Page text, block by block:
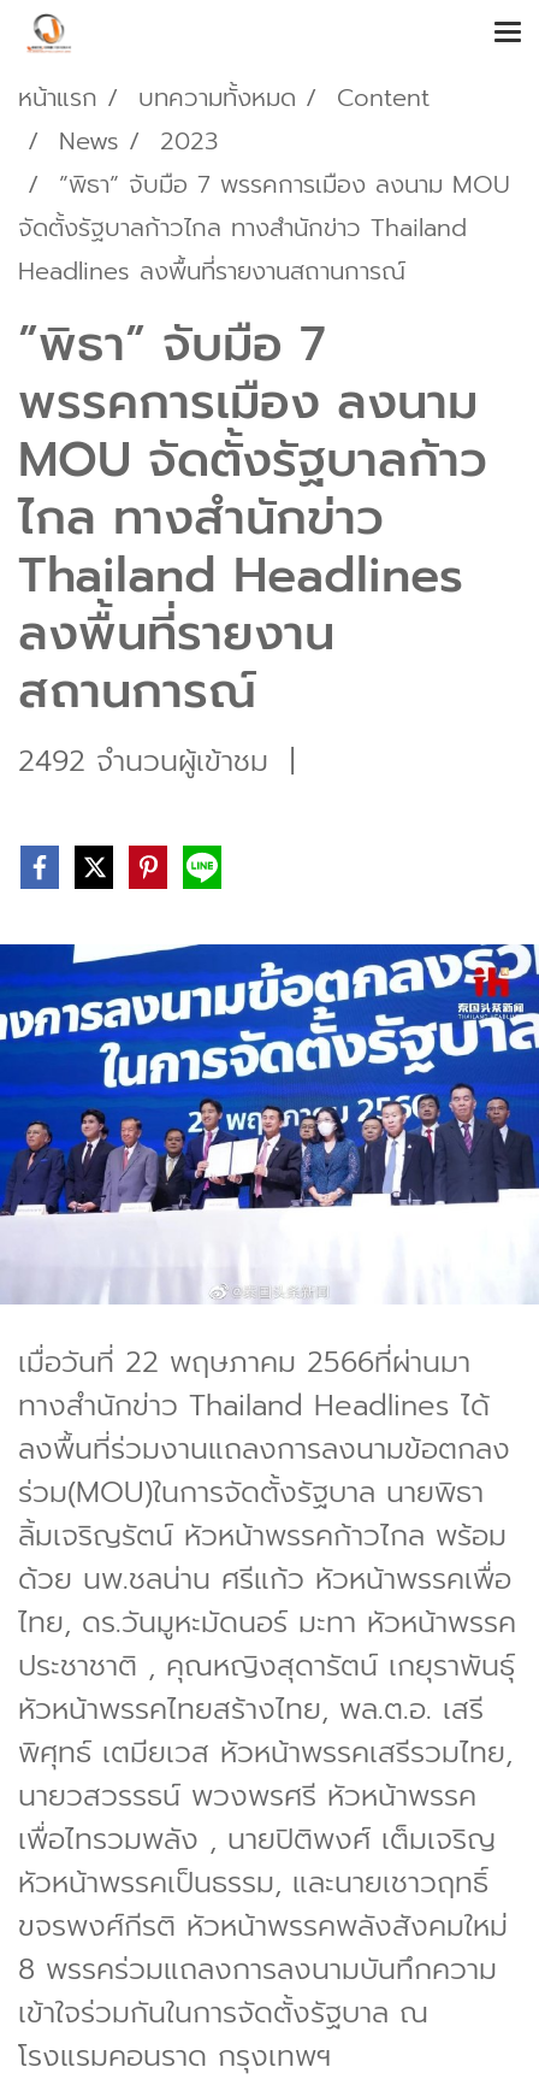
หน้าแรก บทความทั้งหมด
Content
News
2023
”พิธา” จับมือ 7 พรรคการเมือง ลงนาม MOU
จัดตั้งรัฐบาลก้าวไกล ทางสำนักข่าว Thailand
Headlines ลงพื้นที่รายงานสถานการณ์
”พิธา” จับมือ 7
พรรคการเมือง ลงนาม
MOU จัดตั้งรัฐบาลก้าว
ไกล ทางสำนักข่าว
Thailand Headlines
ลงพื้นที่รายงาน
สถานการณ์
2492 จำนวนผู้เข้าชม |
เมื่อวันที่ 22 พฤษภาคม 2566ที่ผ่านมา
ทางสำนักข่าว Thailand Headlines ได้
ลงพื้นที่ร่วมงานแถลงการลงนามข้อตกลง
ร่วม(MOU)ในการจัดตั้งรัฐบาล นายพิธา
ลิ้มเจริญรัตน์ หัวหน้าพรรคก้าวไกล พร้อม
ด้วย นพ.ชลน่าน ศรีแก้ว หัวหน้าพรรคเพื่อ
ไทย, ดร.วันมูหะมัดนอร์ มะทา หัวหน้าพรรค
ประชาชาติ , คุณหญิงสุดารัตน์ เกยุราพันธุ์
หัวหน้าพรรคไทยสร้างไทย, พล.ต.อ. เสรี
พิศุทธ์ เตมียเวส หัวหน้าพรรคเสรีรวมไทย,
นายวสวรรธน์ พวงพรศรี หัวหน้าพรรค
เพื่อไทรวมพลัง , นายปิติพงศ์ เต็มเจริญ
หัวหน้าพรรคเป็นธรรม, และนายเชาวฤทธิ์
ขจรพงศ์กีรติ หัวหน้าพรรคพลังสังคมใหม่
8 พรรคร่วมแถลงการลงนามบันทึกความ
เข้าใจร่วมกันในการจัดตั้งรัฐบาล ณ
โรงแรมคอนราด กรุงเทพฯ